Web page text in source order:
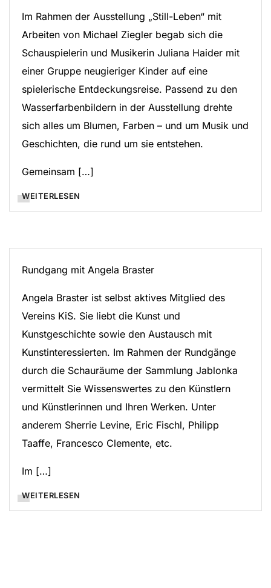
Im Rahmen der Ausstellung „Still-Leben“ mit
Arbeiten von Michael Ziegler begab sich die
Schauspielerin und Musikerin Juliana Haider mit
einer Gruppe neugieriger Kinder auf eine
spielerische Entdeckungsreise. Passend zu den
Wasserfarbenbildern in der Ausstellung drehte
sich alles um Blumen, Farben – und um Musik und
Geschichten, die rund um sie entstehen.
Gemeinsam […]
WEITERLESEN
Rundgang mit Angela Braster
Angela Braster ist selbst aktives Mitglied des
Vereins KiS. Sie liebt die Kunst und
Kunstgeschichte sowie den Austausch mit
Kunstinteressierten. Im Rahmen der Rundgänge
durch die Schauräume der Sammlung Jablonka
vermittelt Sie Wissenswertes zu den Künstlern
und Künstlerinnen und Ihren Werken. Unter
anderem Sherrie Levine, Eric Fischl, Philipp
Taaffe, Francesco Clemente, etc.
Im […]
WEITERLESEN